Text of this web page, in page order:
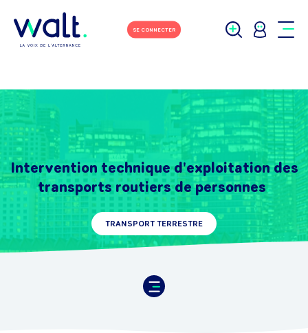
SE CONNECTER
Intervention technique d'exploitation des
transports routiers de personnes
TRANSPORT TERRESTRE